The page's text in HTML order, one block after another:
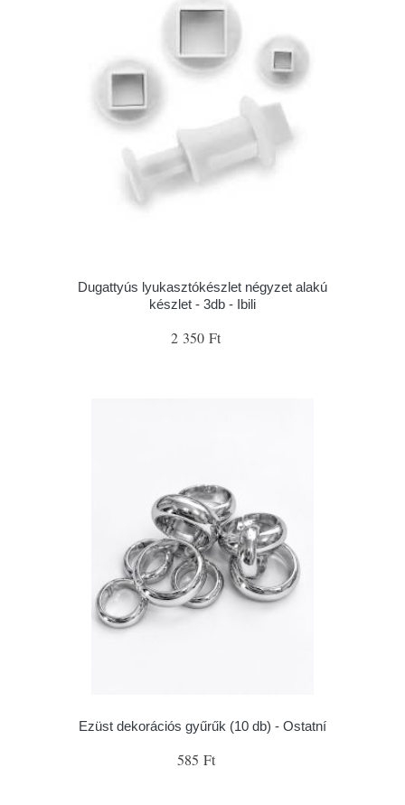
Dugattyús lyukasztókészlet négyzet alakú
készlet - 3db - Ibili
2 350 Ft
Ezüst dekorációs gyűrűk (10 db) - Ostatní
585 Ft